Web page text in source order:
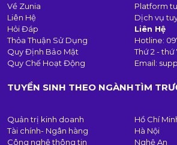
Về Zunia
Liên Hệ
Hỏi Đáp
Thỏa Thuận Sử Dụng
Quy Định Bảo Mật
Quy Chế Hoạt Động
Platform
Dịch vụ
Liên Hệ
Hotline:
Thứ 2 -
Email:
TUYỂN SINH THEO NGÀNH
Quản trị kinh doanh
Tài chính- Ngân hàng
Công nghệ thông tin
TÌM
Hồ Chí
Hà Nội
Nghệ An